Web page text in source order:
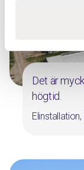
Det är
högtid.